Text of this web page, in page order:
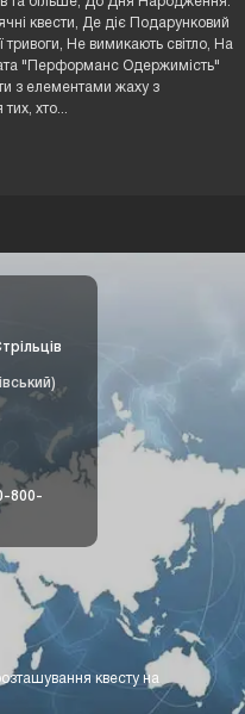
та більше, До Дня Народження.
квести, Де діє Подарунковий
тривоги, Не вимикають світло, На
"Перформанс Одержимість"
з елементами жаху з
хто
0-800-
квесту на